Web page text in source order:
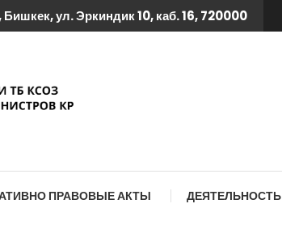
ул. Эркиндик 10, каб. 16, 720000
ПРАВОВЫЕ АКТЫ ДЕЯТЕЛЬНОСТЬ